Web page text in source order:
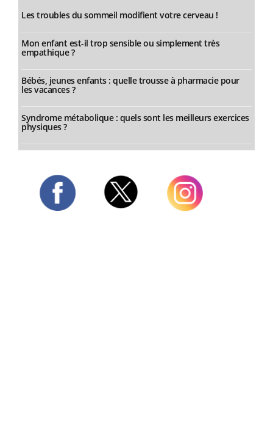
Les troubles du sommeil modifient votre cerveau !
Mon enfant est-il trop sensible ou simplement très
empathique ?
Bébés, jeunes enfants : quelle trousse à pharmacie pour
les vacances ?
Syndrome métabolique : quels sont les meilleurs exercices
physiques ?